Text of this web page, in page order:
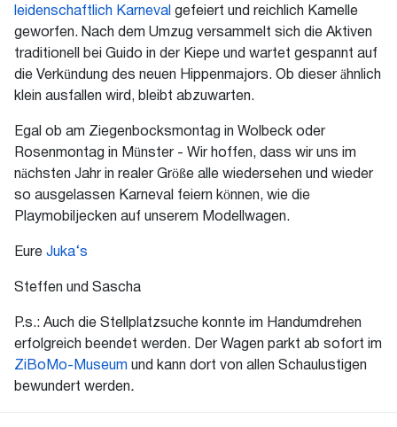
leidenschaftlich Karneval gefeiert und reichlich Kamelle
geworfen. Nach dem Umzug versammelt sich die Aktiven
traditionell bei Guido in der Kiepe und wartet gespannt auf
die Verkündung des neuen Hippenmajors. Ob dieser ähnlich
klein ausfallen wird, bleibt abzuwarten.
Egal ob am Ziegenbocksmontag in Wolbeck oder
Rosenmontag in Münster - Wir hoffen, dass wir uns im
nächsten Jahr in realer Größe alle wiedersehen und wieder
so ausgelassen Karneval feiern können, wie die
Playmobiljecken auf unserem Modellwagen.
Eure Juka‘s
Steffen und Sascha
P.s.: Auch die Stellplatzsuche konnte im Handumdrehen
erfolgreich beendet werden. Der Wagen parkt ab sofort im
ZiBoMo-Museum und kann dort von allen Schaulustigen
bewundert werden.